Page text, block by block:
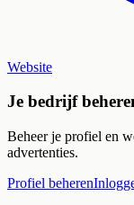
Website
Je bedrijf
Beheer je profiel en
advertenties.
Profiel beheren